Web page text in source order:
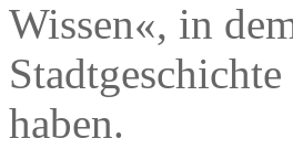
Wissen«, in
haben.